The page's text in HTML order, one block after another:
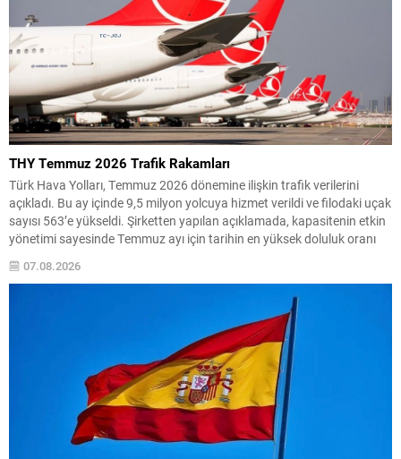
THY Temmuz 2026 Trafik Rakamları
Türk Hava Yolları, Temmuz 2026 dönemine ilişkin trafik verilerini
açıkladı. Bu ay içinde 9,5 milyon yolcuya hizmet verildi ve filodaki uçak
sayısı 563’e yükseldi. Şirketten yapılan açıklamada, kapasitenin etkin
yönetimi sayesinde Temmuz ayı için tarihin en yüksek doluluk oranı
olan %86,5 seviyesine ulaşıldığı belirtildi. Ayrıca zamanında kalkış
oranı geçen yılın...
07.08.2026